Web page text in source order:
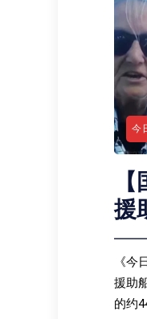
今
援
《今
援助
的约